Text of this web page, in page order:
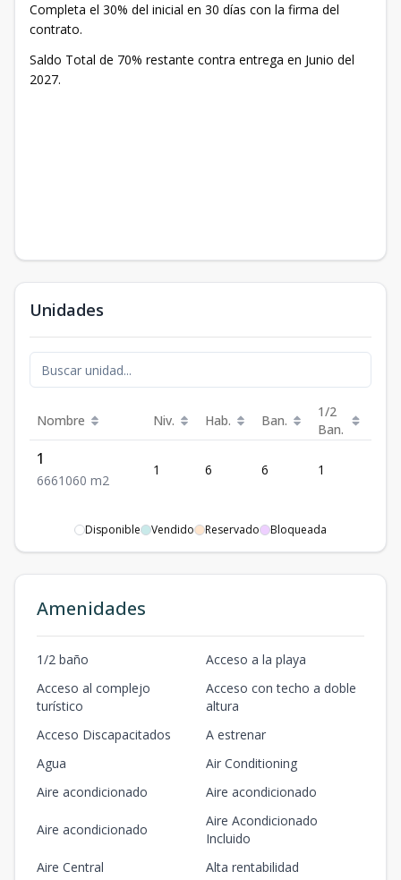
Completa el 30% del inicial en 30 días con la firma del
contrato.
Saldo Total de 70% restante contra entrega en Junio del
2027.
Unidades
Nombre Niv. Hab. Ban.
1/2
Ban.
1
6661060 m2
1 6 6 1
Disponible Vendido Reservado Bloqueada
Amenidades
1/2 baño
Acceso a la playa
Acceso al complejo
turístico
Acceso con techo a doble
altura
Acceso Discapacitados
A estrenar
Agua
Air Conditioning
Aire acondicionado
Aire acondicionado
Aire acondicionado
Aire Acondicionado
Incluido
Aire Central
Alta rentabilidad